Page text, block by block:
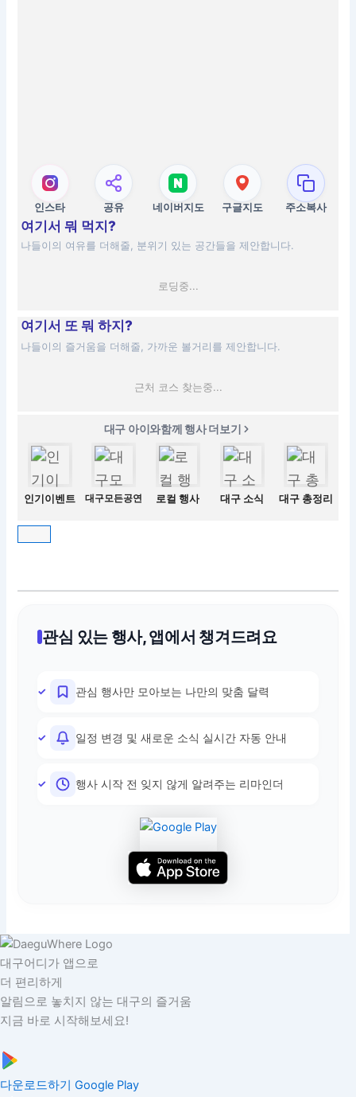
인스타 공유 네이버지도 구글지도 주소복사
여기서 뭐 먹지?
나들이의 여유를 더해줄, 분위기 있는 공간들을 제안합니다.
로딩중...
여기서 또 뭐 하지?
나들이의 즐거움을 더해줄, 가까운 볼거리를 제안합니다.
근처 코스 찾는중...
대구 아이와함께 행사 더보기
인기이벤트 대구모든공연 로컬 행사 대구 소식 대구 총정리
관심 있는 행사, 앱에서 챙겨드려요
관심 행사만 모아보는 나만의 맞춤 달력
일정 변경 및 새로운 소식 실시간 자동 안내
행사 시작 전 잊지 않게 알려주는 리마인더
대구어디가 앱으로
더 편리하게
알림으로 놓치지 않는 대구의 즐거움
지금 바로 시작해보세요!
다운로드하기 Google Play